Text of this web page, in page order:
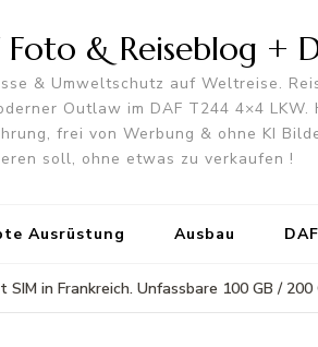
& Reiseblog +
& Umweltschutz auf Weltreise.
Outlaw im DAF T244 4×4 LKW.
frei von Werbung & ohne KI
soll, ohne etwas zu verkaufen !
Ausrüstung Ausbau
in Frankreich. Unfassbare 100 GB /